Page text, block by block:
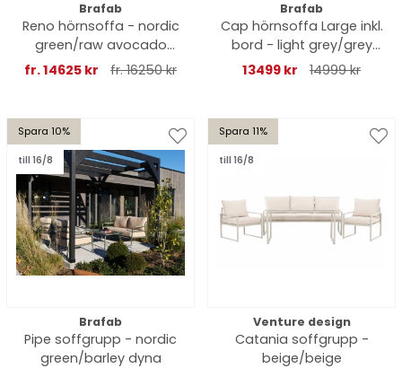
Brafab
Reno hörnsoffa - nordic
green/raw avocado
dyna
fr. 14625 kr fr. 16250 kr
Brafab
Cap hörnsoffa Large inkl.
bord - light grey/grey
dyna
13499 kr 14999 kr
Spara 10%
till 16/8
Brafab
Pipe soffgrupp - nordic
green/barley dyna
Spara 11%
till 16/8
Venture design
Catania soffgrupp -
beige/beige